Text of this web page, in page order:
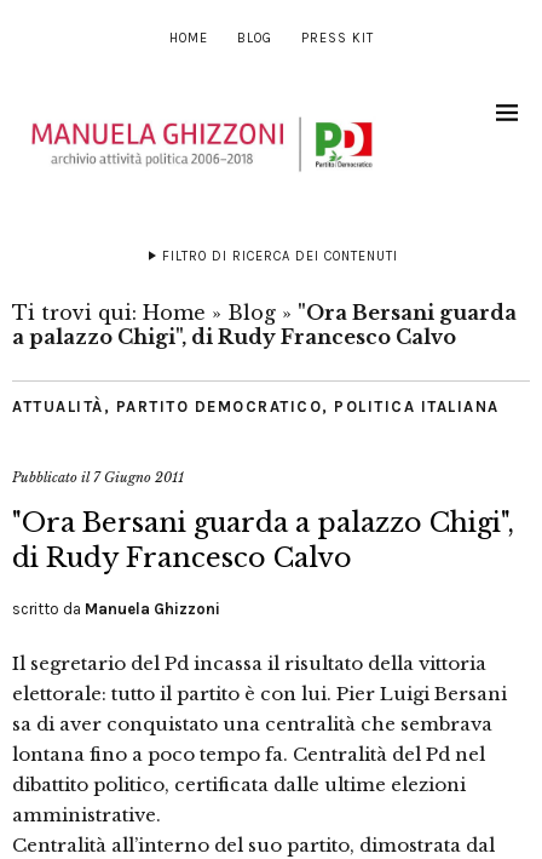
HOME BLOG PRESS KIT
FILTRO DI RICERCA DEI CONTENUTI
Ti trovi qui: Home » Blog » "Ora Bersani guarda
a palazzo Chigi", di Rudy Francesco Calvo
ATTUALITÀ , PARTITO DEMOCRATICO, POLITICA ITALIANA
Pubblicato il7 Giugno 2011
"Ora Bersani guarda a palazzo Chigi",
di Rudy Francesco Calvo
scritto da Manuela Ghizzoni
Il segretario del Pd incassa il risultato della vittoria
elettorale: tutto il partito è con lui. Pier Luigi Bersani
sa di aver conquistato una centralità che sembrava
lontana fino a poco tempo fa. Centralità del Pd nel
dibattito politico, certificata dalle ultime elezioni
amministrative.
Centralità all’interno del suo partito, dimostrata dal